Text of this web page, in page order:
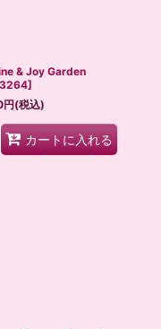
& Joy Garden
]
円(税込)
カートに入れる